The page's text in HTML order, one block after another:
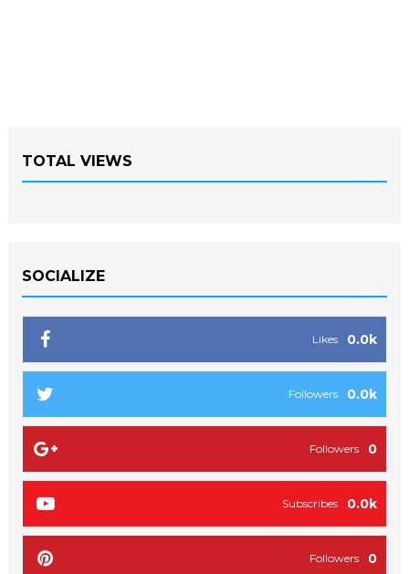
TOTAL VIEWS
SOCIALIZE
0.0k
Likes
0.0k
Followers
0
Followers
0.0k
Subscribes
0
Followers